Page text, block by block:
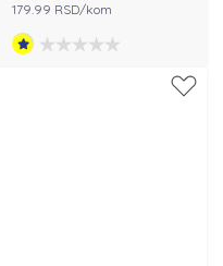
179.99 RSD/kom